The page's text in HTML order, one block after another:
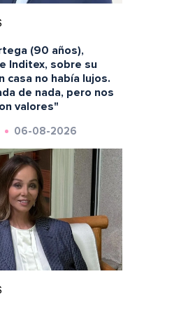
(90 años),
Inditex, sobre su
casa no había lujos.
de nada, pero nos
valores"
06-08-2026